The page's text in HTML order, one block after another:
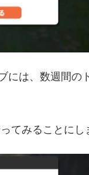
には、数週間の
てみることにし